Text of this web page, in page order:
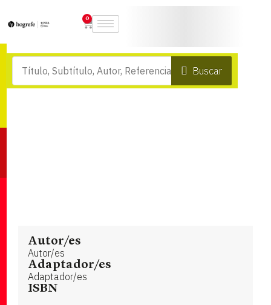
0
Buscar
Autor/es
Autor/es
Adaptador/es
Adaptador/es
ISBN